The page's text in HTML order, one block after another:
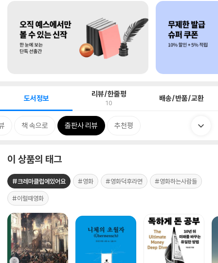
도서정보 리뷰/한줄평
10 배송/반품/교환
책 속으로 출판사 리뷰 추천평
이 상품의 태그
#크레마클럽에있어요 #영화 #영화덕후라면 #영화하는사람들
#이럴때영화